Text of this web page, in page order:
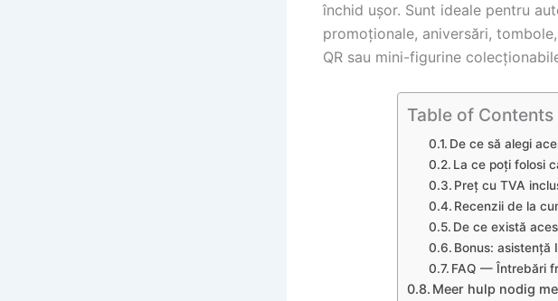
închid ușor. Sunt ideale pentru
promoționale, aniversări,
QR sau mini-figurine
Table of Contents
De ce să alegi
La ce poți folosi
Preț cu TVA
Recenzii de la
De ce există
Bonus: asistență
FAQ — Întrebări
Meer hulp nodig